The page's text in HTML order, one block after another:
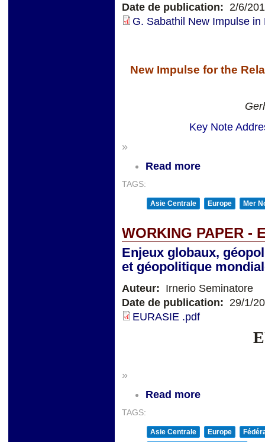
Date de publication: 2/6/
G. Sabathil New Impulse
New Impulse for the
Key Note
»
Read more
TAGS:
Asie Centrale Europe Mer
WORKING PAPER -
Enjeux globaux,
et géopolitique
Auteur: Irnerio Seminatore
Date de publication: 29/1/
EURASIE .pdf
»
Read more
TAGS:
Asie Centrale Europe